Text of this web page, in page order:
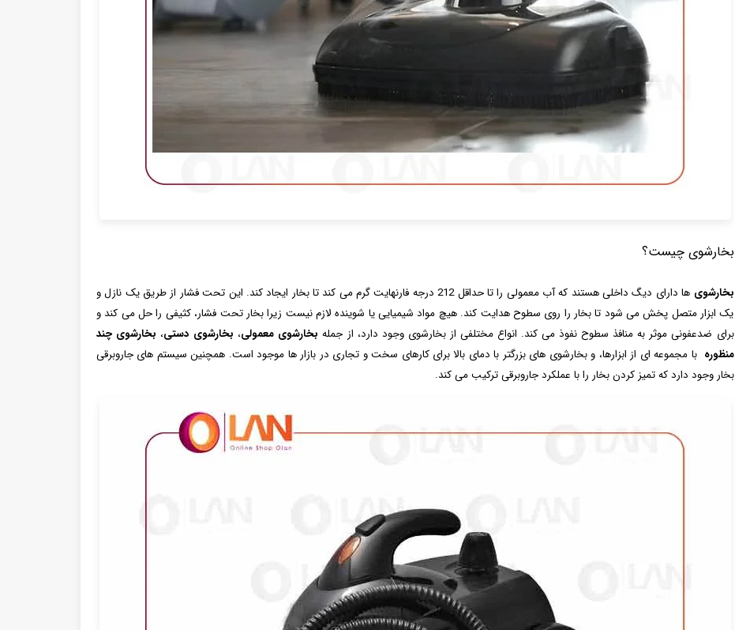
بخارشوی چیست؟
بخارشوی
ها دارای دیگ داخلی هستند که آب معمولی را تا حداقل 212 درجه فارنهایت گرم می کند تا بخار ایجاد کند. این تحت فشار از طریق یک نازل و
یک ابزار متصل پخش می شود تا بخار را روی سطوح هدایت کند. هیچ مواد شیمیایی یا شوینده لازم نیست زیرا بخار تحت فشار، کثیفی را حل می کند و
برای ضدعفونی موثر به منافذ سطوح نفوذ می کند. انواع مختلفی از بخارشوی وجود دارد، از جمله بخارشوی معمولی، بخارشوی دستی، بخارشوی چند
منظوره با مجموعه ای از ابزارها، و بخارشوی های بزرگتر با دمای بالا برای کارهای سخت و تجاری در بازار ها موجود است. همچنین سیستم های جاروبرقی
بخار وجود دارد که تمیز کردن بخار را با عملکرد جاروبرقی ترکیب می کند.